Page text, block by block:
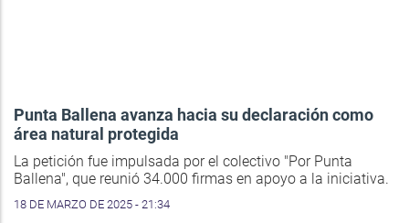
Punta Ballena avanza hacia su declaración como
área natural protegida
La petición fue impulsada por el colectivo "Por Punta
Ballena", que reunió 34.000 firmas en apoyo a la iniciativa.
18 DE MARZO DE 2025 - 21:34